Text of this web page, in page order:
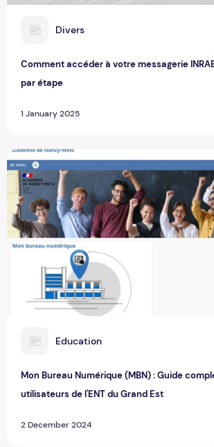
D Divers
Comment accéder à votre messagerie
par étape
1 January 2025
E Education
Mon Bureau Numérique (MBN) : Guide
utilisateurs de l'ENT du Grand Est
2 December 2024
Mon Bureau Numérique (MBN) : Guide